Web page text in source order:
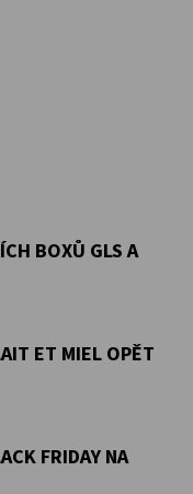
BOXŮ GLS A
ET MIEL OPĚT
FRIDAY NA